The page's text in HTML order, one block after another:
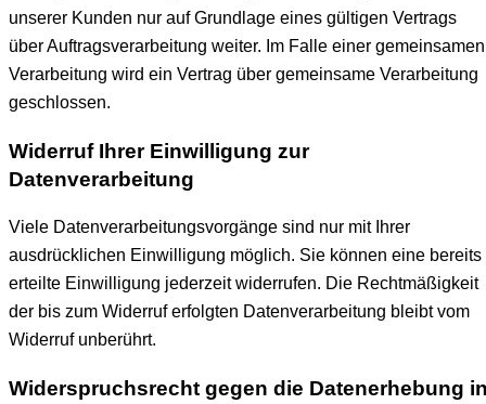
unserer Kunden nur auf Grundlage eines gültigen Vertrags
über Auftragsverarbeitung weiter. Im Falle einer gemeinsamen
Verarbeitung wird ein Vertrag über gemeinsame Verarbeitung
geschlossen.
Widerruf Ihrer Einwilligung zur
Datenverarbeitung
Viele Datenverarbeitungsvorgänge sind nur mit Ihrer
ausdrücklichen Einwilligung möglich. Sie können eine bereits
erteilte Einwilligung jederzeit widerrufen. Die Rechtmäßigkeit
der bis zum Widerruf erfolgten Datenverarbeitung bleibt vom
Widerruf unberührt.
Widerspruchsrecht gegen die Datenerhebung